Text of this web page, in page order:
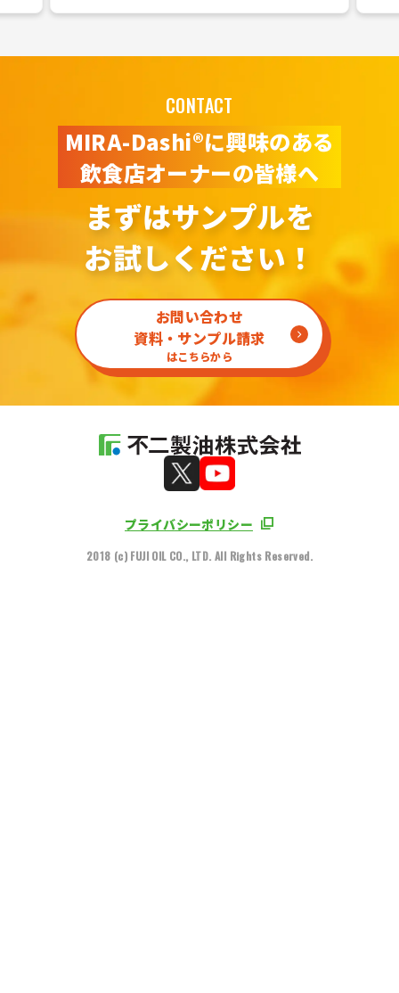
CONTACT
MIRA-Dashi®に興味のある
飲食店オーナーの皆様へ
まずはサンプルを
お試しください！
お問い合わせ
資料・サンプル請求
はこちらから
プライバシーポリシー
2018 (c) FUJI OIL CO., LTD. All Rights Reserved.